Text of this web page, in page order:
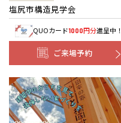
塩尻市構造見学会
QUOカード1000円分進呈中！
ご来場予約